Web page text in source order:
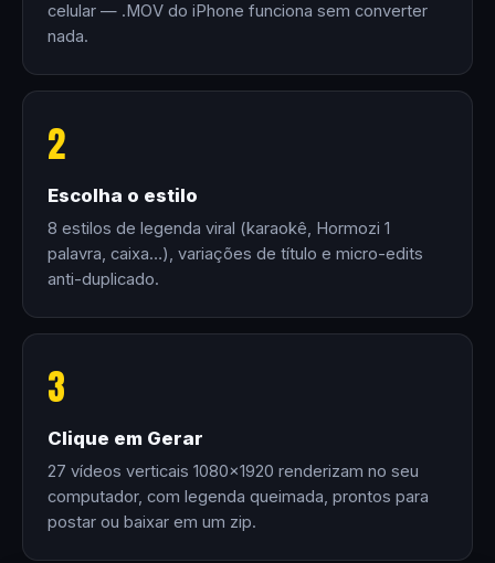
celular — .MOV do iPhone funciona sem converter
nada.
2
Escolha o estilo
8 estilos de legenda viral (karaokê, Hormozi 1
palavra, caixa…), variações de título e micro-edits
anti-duplicado.
3
Clique em Gerar
27 vídeos verticais 1080×1920 renderizam no seu
computador, com legenda queimada, prontos para
postar ou baixar em um zip.